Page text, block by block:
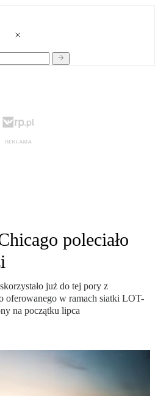
poleciało
już do tej pory z
oferowanego w ramach siatki LOT-
na początku lipca